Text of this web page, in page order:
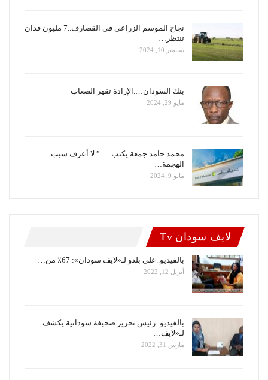
نجاح الموسم الزراعي في القضارف..7 مليون فدان
تنتظر…
سبتمبر 10, 2024
بنك السودان….الإرادة تقهر الصعاب
مايو 29, 2024
محمد حامد جمعة يكتب … ” لا أعرف سبب
الهجمة…
مايو 9, 2024
لايف سودان Tv
بالفيديو..علي بلدو لـ«لايف سودان»: 67٪ من…
أبريل 12, 2022
بالفيديو: رئيس تحرير صحيفة سودانية يكشف
لـ«لايف…
مارس 31, 2022